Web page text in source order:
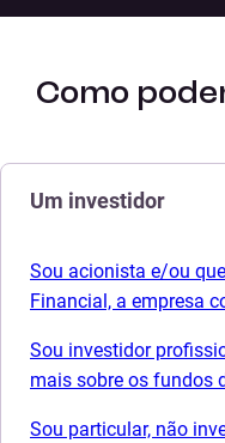
Como
Um investidor
Sou acionista e/ou
Financial, a empresa
Sou investidor
mais sobre os fundos
Sou particular, não